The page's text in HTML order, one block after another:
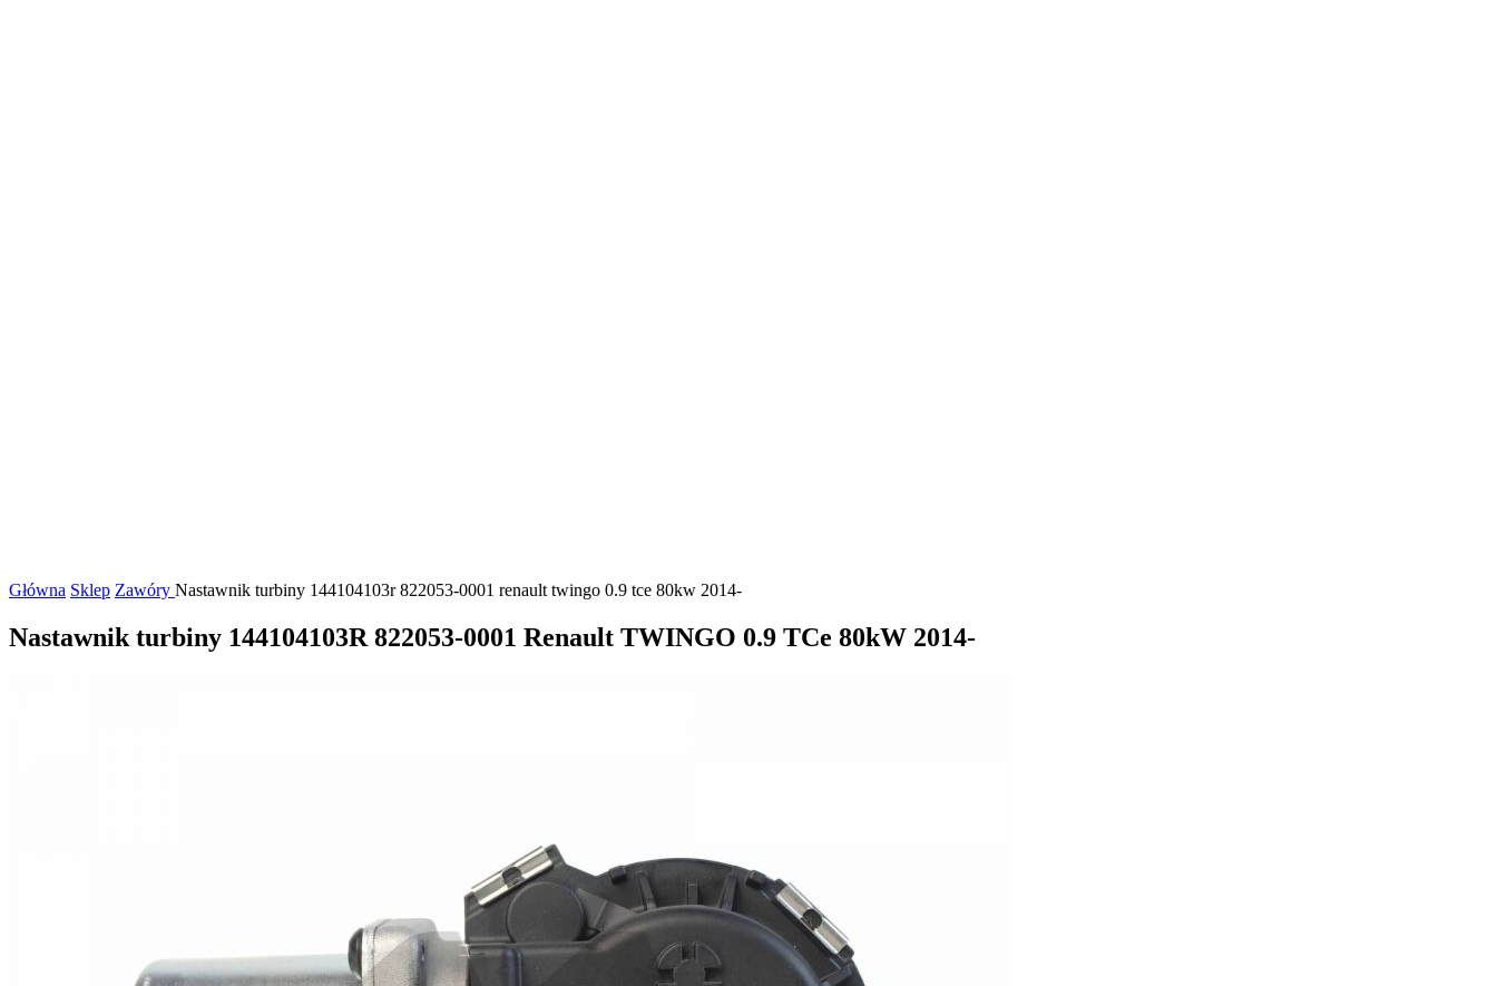
Główna Sklep Zawóry Nastawnik turbiny 144104103r 822053-0001 renault twingo 0.9 tce 80kw 2014-
Nastawnik turbiny 144104103R 822053-0001 Renault TWINGO 0.9 TCe 80kW 2014-